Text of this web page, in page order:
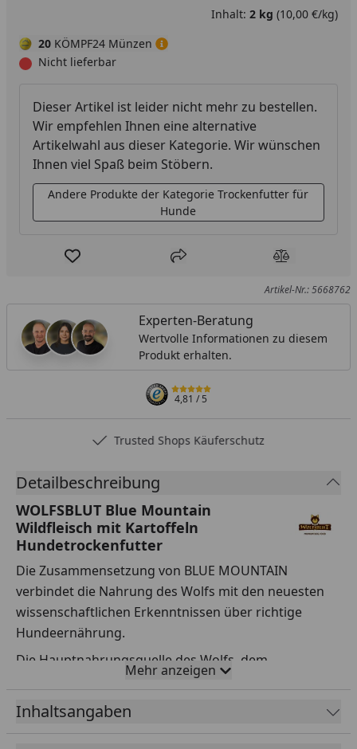
Inhalt: 2 kg (10,00 €/kg)
20 KÖMPF24 Münzen
Nicht lieferbar
Dieser Artikel ist leider nicht mehr zu bestellen.
Wir empfehlen Ihnen eine alternative
Artikelwahl aus dieser Kategorie. Wir wünschen
Ihnen viel Spaß beim Stöbern.
Andere Produkte der Kategorie Trockenfutter für
Hunde
Produkt zur Wunschliste hinzufügen
Teilen Produkt
Artikel-Nr.: 5668762
Experten-Beratung
Wertvolle Informationen zu diesem
Produkt erhalten.
4,81/ 5
Trusted Shops Käuferschutz
Detailbeschreibung
WOLFSBLUT Blue Mountain
Wildfleisch mit Kartoffeln
Hundetrockenfutter
Die Zusammensetzung von BLUE MOUNTAIN
verbindet die Nahrung des Wolfs mit den neuesten
wissenschaftlichen Erkenntnissen über richtige
Hundeernährung.
Die Hauptnahrungsquelle des Wolfs, dem
Stammvater unserer Hunde, ist natürlich Fleisch und
Fisch. Er nimmt aber auch Früchte, Kräuter und
Gemüse über den Mageninhalt seiner Beutetiere auf
Mehr anzeigen
Inhaltsangaben